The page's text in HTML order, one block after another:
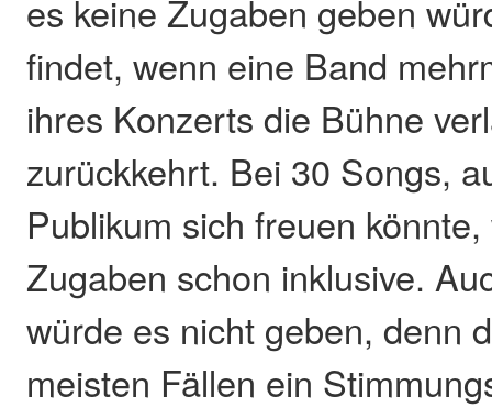
es keine Zugaben geben
findet, wenn eine Band
ihres Konzerts die Bühne
zurückkehrt. Bei 30 Songs,
Publikum sich freuen
Zugaben schon inklusive.
würde es nicht geben, denn
meisten Fällen ein